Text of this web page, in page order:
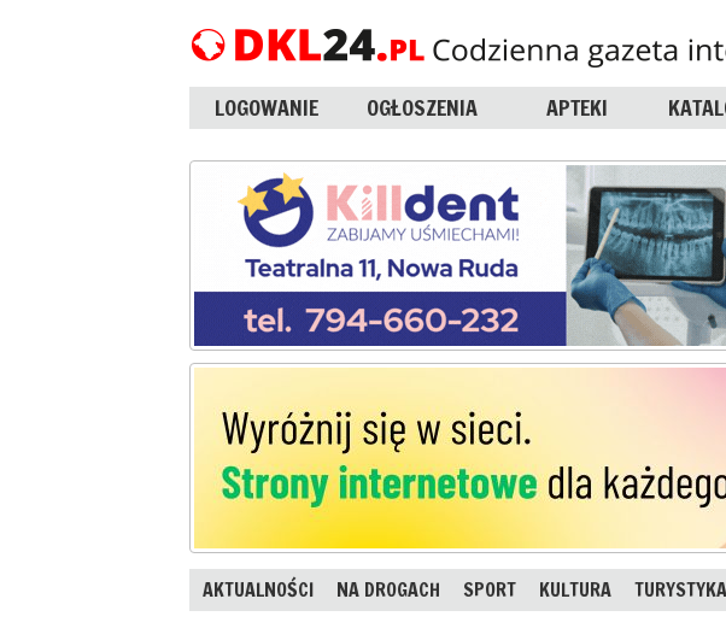
LOGOWANIE OGŁOSZENIA APTEKI
AKTUALNOŚCI NA DROGACH SPORT KULTURA TURYSTYKA